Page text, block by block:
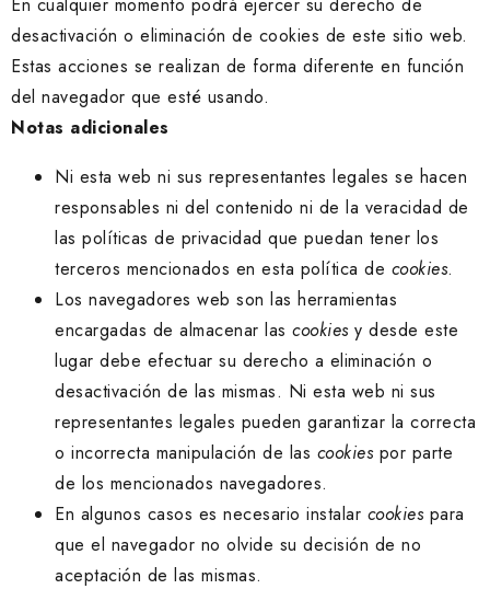
desactivación o eliminación de cookies de este sitio web.
Estas acciones se realizan de forma diferente en función
del navegador que esté usando.
Notas adicionales
Ni esta web ni sus representantes legales se hacen
responsables ni del contenido ni de la veracidad de
las políticas de privacidad que puedan tener los
terceros mencionados en esta política de cookies.
Los navegadores web son las herramientas
encargadas de almacenar las cookiesy desde este
lugar debe efectuar su derecho a eliminación o
desactivación de las mismas. Ni esta web ni sus
representantes legales pueden garantizar la correcta
o incorrecta manipulación de las cookiespor parte
de los mencionados navegadores.
En algunos casos es necesario instalar cookiespara
que el navegador no olvide su decisión de no
aceptación de las mismas.